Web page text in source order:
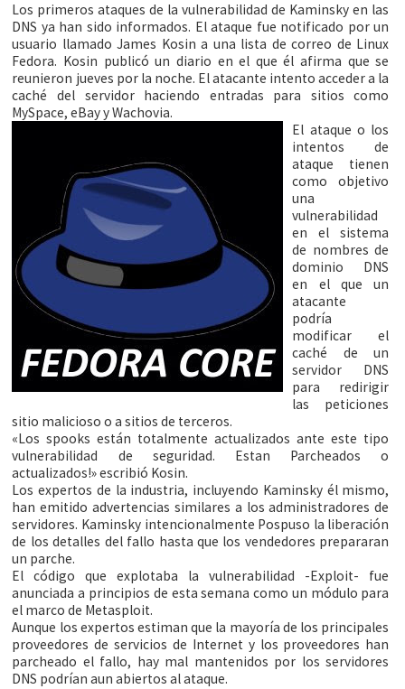
Los primeros ataques de la vulnerabilidad de Kaminsky en las
DNS ya han sido informados. El ataque fue notificado por un
usuario llamado James Kosin a una lista de correo de Linux
Fedora. Kosin publicó un diario en el que él afirma que se
reunieron jueves por la noche. El atacante intento acceder a la
caché del servidor haciendo entradas para sitios como
MySpace, eBay y Wachovia.
El ataque o los
intentos de
ataque tienen
como objetivo
una
vulnerabilidad
en el sistema
de nombres de
dominio DNS
en el que un
atacante
podría
modificar el
caché de un
servidor DNS
para redirigir
las peticiones
sitio malicioso o a sitios de terceros.
«Los spooks están totalmente actualizados ante este tipo
vulnerabilidad de seguridad. Estan Parcheados o
actualizados!» escribió Kosin.
Los expertos de la industria, incluyendo Kaminsky él mismo,
han emitido advertencias similares a los administradores de
servidores. Kaminsky intencionalmente Pospuso la liberación
de los detalles del fallo hasta que los vendedores prepararan
un parche.
El código que explotaba la vulnerabilidad -Exploit- fue
anunciada a principios de esta semana como un módulo para
el marco de Metasploit.
Aunque los expertos estiman que la mayoría de los principales
proveedores de servicios de Internet y los proveedores han
parcheado el fallo, hay mal mantenidos por los servidores
DNS podrían aun abiertos al ataque.